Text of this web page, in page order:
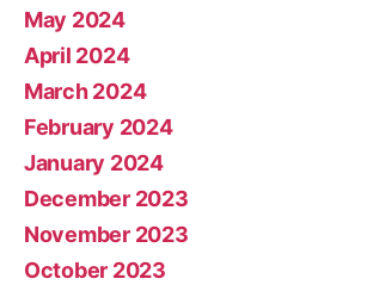
May 2024
April 2024
March 2024
February 2024
January 2024
December 2023
November 2023
October 2023